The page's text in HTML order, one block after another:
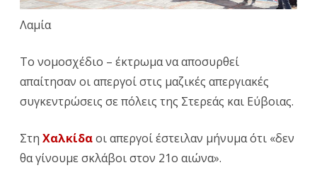
Λαμία
Το νομοσχέδιο – έκτρωμα να αποσυρθεί
απαίτησαν οι απεργοί στις μαζικές απεργιακές
συγκεντρώσεις σε πόλεις της Στερεάς και Εύβοιας.
Στη Χαλκίδαοι απεργοί έστειλαν μήνυμα ότι «δεν
θα γίνουμε σκλάβοι στον 21ο αιώνα».